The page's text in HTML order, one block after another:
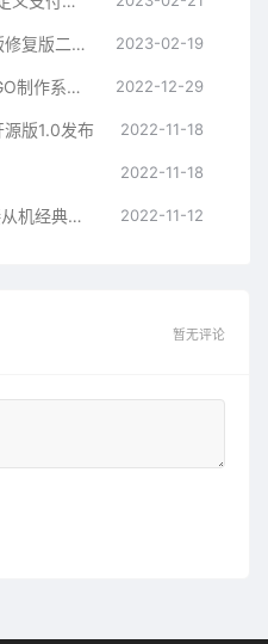
快乐二级域名分发系统美化版修复版二开版 2023-02-19
最新在线横幅广告_店标_LOGO制作系统源码本地接口版 2022-12-29
版1.0发布 2022-11-18
2022-11-18
Cloudreve网盘搭建以及对接从机经典教程 2022-11-12
暂无评论